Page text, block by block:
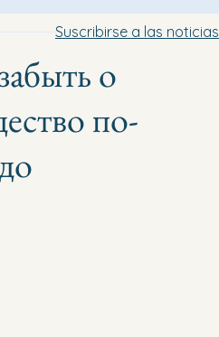
о
по-
Suscribirse a las noticias